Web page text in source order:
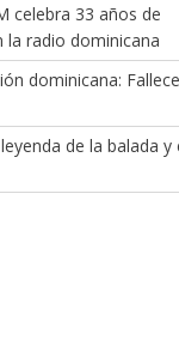
celebra 33 años de
la radio dominicana
dominicana: Fallece
de la balada y